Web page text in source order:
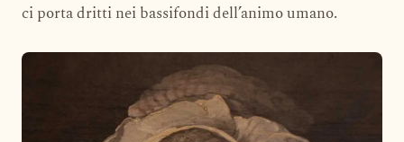
ci porta dritti nei bassifondi dell’animo umano.